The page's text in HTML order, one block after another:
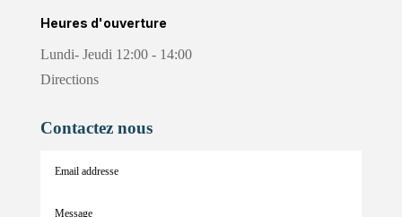
Heures d'ouverture
Lundi- Jeudi 12:00 - 14:00
Directions
Contactez nous